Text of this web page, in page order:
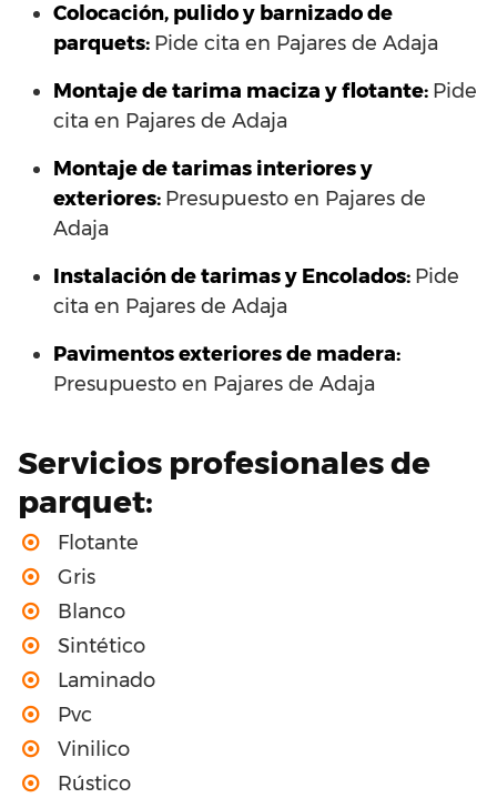
Colocación, pulido y barnizado de
parquets: Pide cita en Pajares de Adaja
Montaje de tarima maciza y flotante: Pide
cita en Pajares de Adaja
Montaje de tarimas interiores y
exteriores: Presupuesto en Pajares de
Adaja
Instalación de tarimas y Encolados: Pide
cita en Pajares de Adaja
Pavimentos exteriores de madera:
Presupuesto en Pajares de Adaja
Servicios profesionales de
parquet:
Flotante
Gris
Blanco
Sintético
Laminado
Pvc
Vinilico
Rústico